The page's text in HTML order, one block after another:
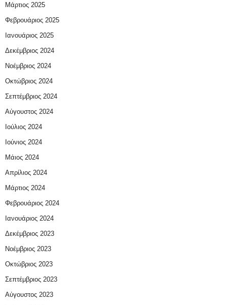
Μάρτιος 2025
Φεβρουάριος 2025
Ιανουάριος 2025
Δεκέμβριος 2024
Νοέμβριος 2024
Οκτώβριος 2024
Σεπτέμβριος 2024
Αύγουστος 2024
Ιούλιος 2024
Ιούνιος 2024
Μάιος 2024
Απρίλιος 2024
Μάρτιος 2024
Φεβρουάριος 2024
Ιανουάριος 2024
Δεκέμβριος 2023
Νοέμβριος 2023
Οκτώβριος 2023
Σεπτέμβριος 2023
Αύγουστος 2023